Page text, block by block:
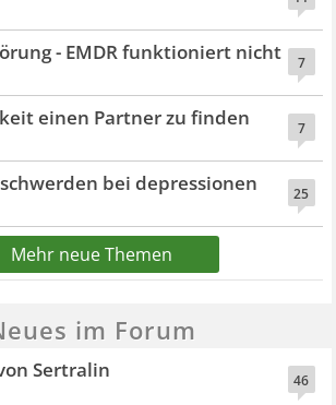
7
- EMDR funktioniert nicht
7
einen Partner zu finden
25
bei depressionen
Mehr neue Themen
im Forum
46
Sertralin